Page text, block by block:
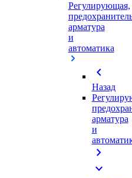
Регулирующая,
арматура
и
автоматика
chevron_left
Назад
арматура
и
chevron_right
expand_more